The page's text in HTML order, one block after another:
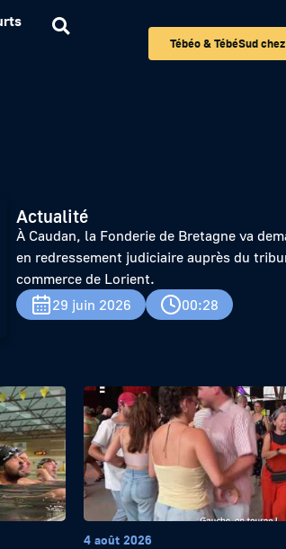
Tébéo & TébéSud
sa
Actualité
À Caudan, la Fonderie de Bretagne va
en redressement judiciaire auprès du
commerce de Lorient.
29 juin 2026
00:28
4 août 2026